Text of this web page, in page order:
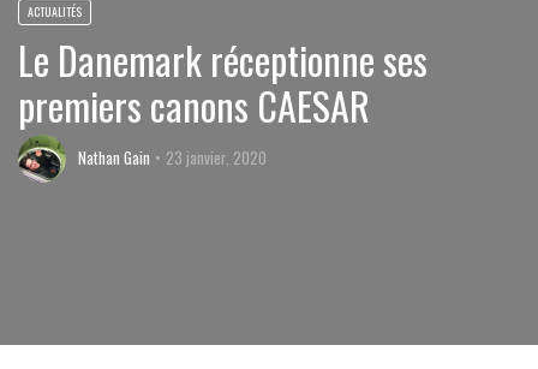
ACTUALITÉS
Le Danemark réceptionne ses
premiers canons CAESAR
Nathan Gain 23 janvier, 2020